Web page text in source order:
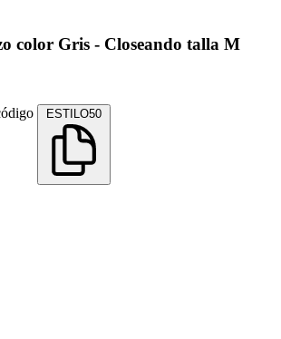
color Gris - Closeando talla M
ESTILO50